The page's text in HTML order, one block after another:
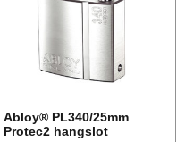
Abloy® PL340/25mm
Protec2 hangslot